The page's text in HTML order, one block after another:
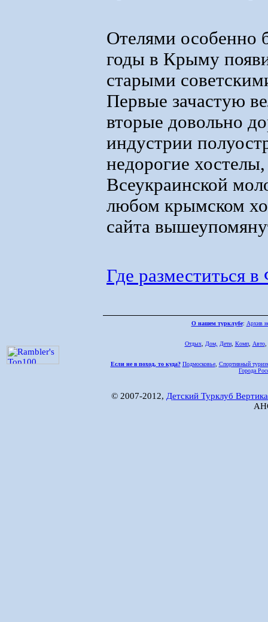
Отелями особенно
годы в Крыму
старыми
Первые зачастую
вторые довольно
индустрии
недорогие хостелы,
Всеукраинской
любом крымском
сайта
Где разместиться
О нашем турклубе: Архив
Отдых, Дом, Дети, Комп, Авто,
Если не в поход, то куда? Подмосковье, Спортивный
Города
© 2007-2012, Детский Турклуб